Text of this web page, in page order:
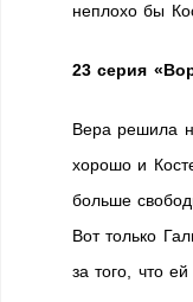
неплохо бы
23 серия
Вера решила
хорошо и
больше
Вот только
за того, что